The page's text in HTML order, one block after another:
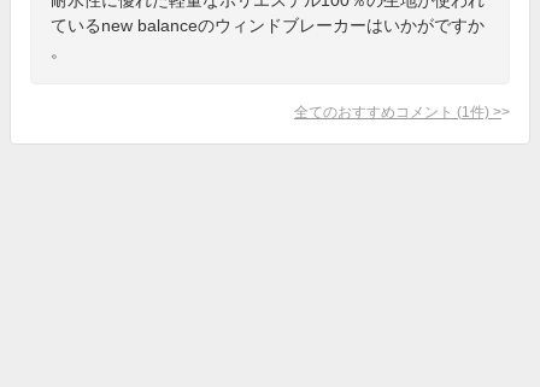
ているnew balanceのウィンドブレーカーはいかがですか
。
全てのおすすめコメント (1 件) >